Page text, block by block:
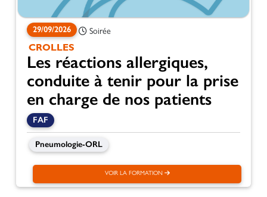
29/09/2026 Soirée
CROLLES
Les réactions allergiques,
conduite à tenir pour la prise
en charge de nos patients
FAF
Pneumologie-ORL
VOIR LA FORMATION